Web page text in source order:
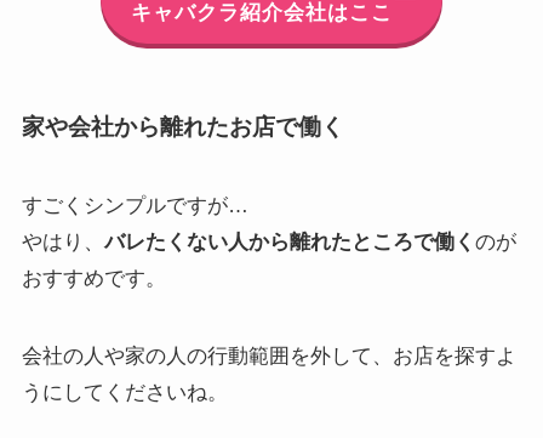
キャバクラ紹介会社はここ
家や会社から離れたお店で働く
すごくシンプルですが…
やはり、バレたくない人から離れたところで働く のが
おすすめです。
会社の人や家の人の行動範囲を外して、お店を探すよ
うにしてくださいね。